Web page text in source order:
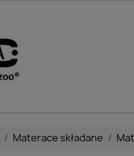
Materace składane